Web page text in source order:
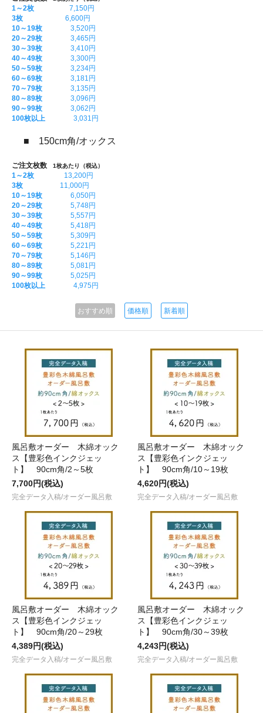
1～2枚 7,150円
3枚 6,600円
10～19枚 3,520円
20～29枚 3,465円
30～39枚 3,410円
40～49枚 3,300円
50～59枚 3,234円
60～69枚 3,181円
70～79枚 3,135円
80～89枚 3,096円
90～99枚 3,062円
100枚以上 3,031円
■ 150cm角/オックス
ご注文枚数 1枚あたり（税込）
1～2枚 13,200円
3枚 11,000円
10～19枚 6,050円
20～29枚 5,748円
30～39枚 5,557円
40～49枚 5,418円
50～59枚 5,309円
60～69枚 5,221円
70～79枚 5,146円
80～89枚 5,081円
90～99枚 5,025円
100枚以上 4,975円
おすすめ順 価格順 新着順
風呂敷オーダー 木綿オック
ス【豊彩色インクジェッ
ト】 90cm角/2～5枚
7,700円(税込)
完全データ入稿/オーダー風呂敷
風呂敷オーダー 木綿オック
ス【豊彩色インクジェッ
ト】 90cm角/10～19枚
4,620円(税込)
完全データ入稿/オーダー風呂敷
風呂敷オーダー 木綿オック
ス【豊彩色インクジェッ
ト】 90cm角/20～29枚
4,389円(税込)
完全データ入稿/オーダー風呂敷
風呂敷オーダー 木綿オック
ス【豊彩色インクジェッ
ト】 90cm角/30～39枚
4,243円(税込)
完全データ入稿/オーダー風呂敷